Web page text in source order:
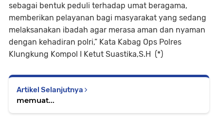
sebagai bentuk peduli terhadap umat beragama,
memberikan pelayanan bagi masyarakat yang sedang
melaksanakan ibadah agar merasa aman dan nyaman
dengan kehadiran polri,” Kata Kabag Ops Polres
Klungkung Kompol I Ketut Suastika,S.H (*)
Artikel Selanjutnya
memuat...